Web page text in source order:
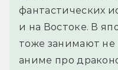
фантастических
и на Востоке. В
тоже занимают
аниме про